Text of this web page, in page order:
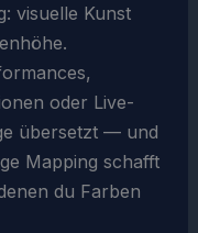
visuelle Kunst
oder Live-
übersetzt — und
Mapping schafft
du Farben